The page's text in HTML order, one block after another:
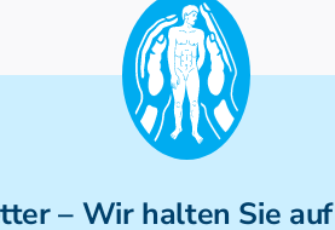
– Wir halten Sie